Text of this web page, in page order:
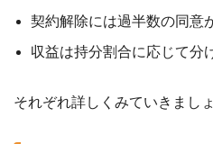
契約解除には過半数の同意
収益は持分割合に応じて分
それぞれ詳しくみていきましょ